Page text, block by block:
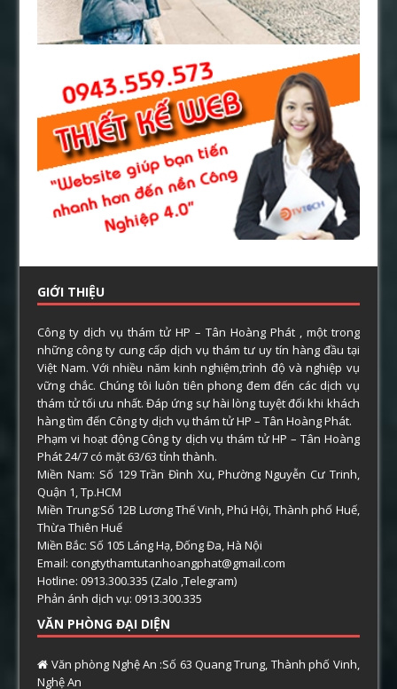
GIỚI THIỆU
Công ty dịch vụ thám tử HP – Tân Hoàng Phát , một trong
những công ty cung cấp dịch vụ thám tư uy tín hàng đầu tại
Việt Nam. Với nhiều năm kinh nghiệm,trình độ và nghiệp vụ
vững chắc. Chúng tôi luôn tiên phong đem đến các dịch vụ
thám tử tối ưu nhất. Đáp ứng sự hài lòng tuyệt đối khi khách
hàng tìm đến Công ty dịch vụ thám tử HP – Tân Hoàng Phát.
Phạm vi hoạt động Công ty dịch vụ thám tử HP – Tân Hoàng
Phát 24/7 có mặt 63/63 tỉnh thành.
Miền Nam: Số 129 Trần Đình Xu, Phường Nguyễn Cư Trinh,
Quận 1, Tp.HCM
Miền Trung:Số 12B Lương Thế Vinh, Phú Hội, Thành phố Huế,
Thừa Thiên Huế
Miền Bắc: Số 105 Láng Hạ, Đống Đa, Hà Nội
Email: congtythamtutanhoangphat@gmail.com
Hotline: 0913.300.335 (Zalo ,Telegram)
Phản ánh dịch vụ: 0913.300.335
VĂN PHÒNG ĐẠI DIỆN
Văn phòng Nghệ An :Số 63 Quang Trung, Thành phố Vinh,
Nghệ An